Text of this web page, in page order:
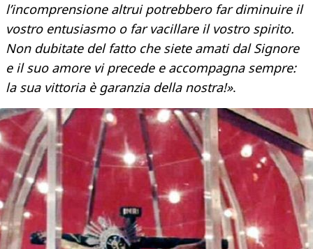
l’incomprensione altrui potrebbero far diminuire il
vostro entusiasmo o far vacillare il vostro spirito.
Non dubitate del fatto che siete amati dal Signore
e il suo amore vi precede e accompagna sempre:
la sua vittoria è garanzia della nostra!».